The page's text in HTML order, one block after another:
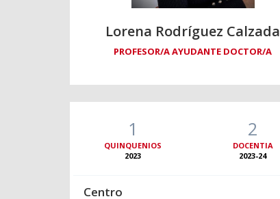
Lorena Rodríguez Calzada
PROFESOR/A AYUDANTE DOCTOR/A
1
QUINQUENIOS
2023
2
DOCENTIA
2023-24
Centro